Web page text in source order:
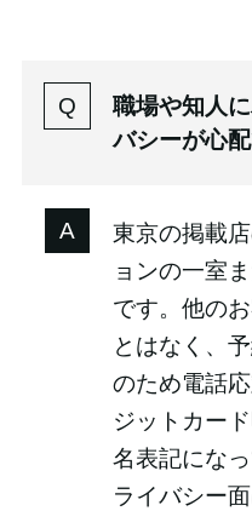
職場や知人
バシーが心配
東京の掲載
ョンの一室
です。他の
とはなく、
のため電話
ジットカー
名表記にな
ライバシー